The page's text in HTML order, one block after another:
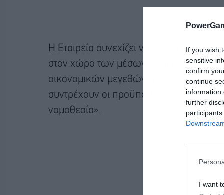
If you wish
sensitive
confirm
continue
information
further
I want
Η Εταιρεία συνεχίζει να υλοποιεί τη
στον χώρο των μέσων μαζικής
οικονομικών μεγεθών της και
συντρέχουν οι προϋποθέσεις
νομοθεσία».